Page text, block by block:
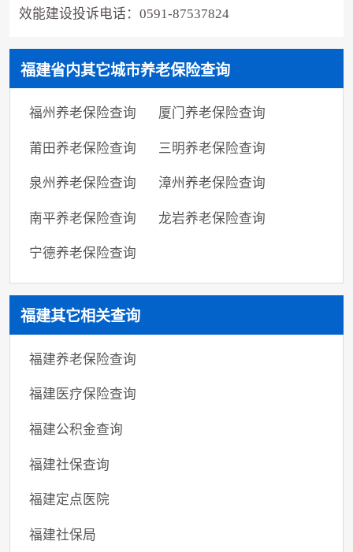
效能建设投诉电话：0591-87537824
福建省内其它城市养老保险查询
福州养老保险查询 厦门养老保险查询
莆田养老保险查询 三明养老保险查询
泉州养老保险查询 漳州养老保险查询
南平养老保险查询 龙岩养老保险查询
宁德养老保险查询
福建其它相关查询
福建养老保险查询
福建医疗保险查询
福建公积金查询
福建社保查询
福建定点医院
福建社保局